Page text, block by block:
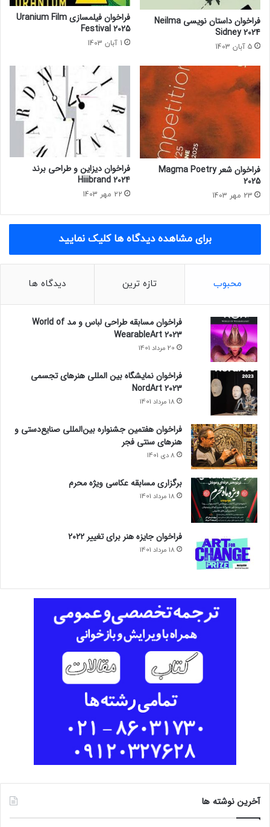
ی
ه
ف
ر
ن
فراخوان داستان نویسی Neilma
Sidney 2024
5 آبان 1403
فراخوان فیلمسازی Uranium Film
Festival 2025
1 آبان 1403
فراخوان شعر Magma Poetry
2025
23 مهر 1403
فراخوان دیزاین و طراحی برند
Hiiibrand 2024
22 مهر 1403
برای مشاهده دیدگاه ها کلیک نمایید
محبوب تازه ترین دیدگاه ها
فراخوان مسابقه طراحی لباس و مد World of
WearableArt 2023
20 مرداد 1401
فراخوان نمایشگاه بین المللی هنرهای تجسمی
NordArt 2023
18 مرداد 1401
فراخوان هفتمین جشنواره بین‌المللی صنایع‌دستی و
هنرهای سنتی فجر
8 دی 1401
برگزاری مسابقه عکاسی ویژه محرم
18 مرداد 1401
فراخوان جایزه هنر برای تغییر ۲۰۲۲
18 مرداد 1401
آخرین نوشته ها